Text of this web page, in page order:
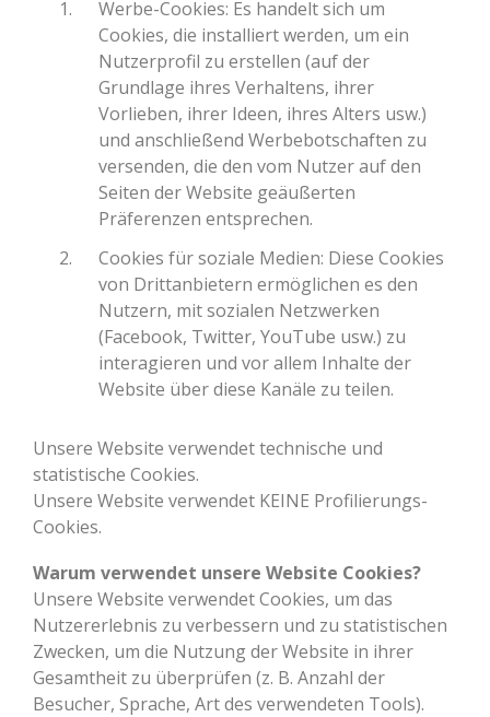
Werbe-Cookies: Es handelt sich um
Cookies, die installiert werden, um ein
Nutzerprofil zu erstellen (auf der
Grundlage ihres Verhaltens, ihrer
Vorlieben, ihrer Ideen, ihres Alters usw.)
und anschließend Werbebotschaften zu
versenden, die den vom Nutzer auf den
Seiten der Website geäußerten
Präferenzen entsprechen.
Cookies für soziale Medien: Diese Cookies
von Drittanbietern ermöglichen es den
Nutzern, mit sozialen Netzwerken
(Facebook, Twitter, YouTube usw.) zu
interagieren und vor allem Inhalte der
Website über diese Kanäle zu teilen.
Unsere Website verwendet technische und
statistische Cookies.
Unsere Website verwendet KEINE Profilierungs-
Cookies.
Warum verwendet unsere Website Cookies?
Unsere Website verwendet Cookies, um das
Nutzererlebnis zu verbessern und zu statistischen
Zwecken, um die Nutzung der Website in ihrer
Gesamtheit zu überprüfen (z. B. Anzahl der
Besucher, Sprache, Art des verwendeten Tools).